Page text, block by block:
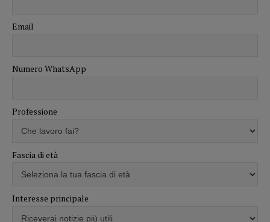
Email
Numero WhatsApp
Professione
Fascia di età
Interesse principale